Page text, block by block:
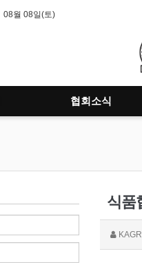
08월 08일(토)
협회소식
식품